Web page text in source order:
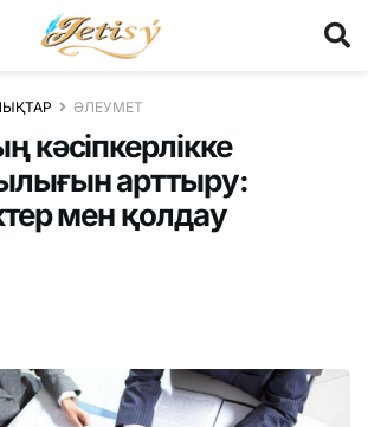
ӘЛЕУМЕТ
кәсіпкерлікке
арттыру:
мен қолдау